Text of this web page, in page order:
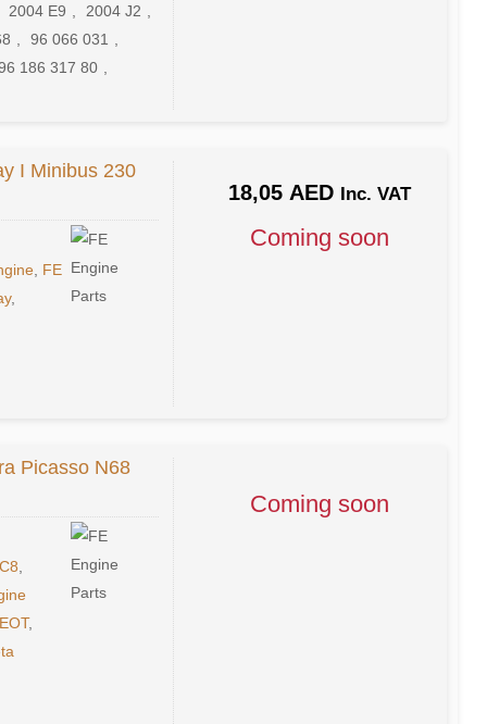
2004 E9 2004 J2
96 066 031
186 317 80
I Minibus 230
FE
,
18,05 AED Inc. VAT
Coming soon
Picasso N68
C8
,
Coming soon